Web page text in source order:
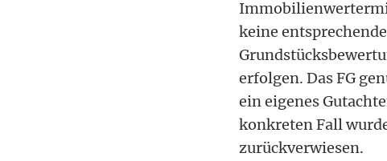
keine
erfolgen. Das FG
ein eigenes
konkreten Fall
zurückverwiesen.